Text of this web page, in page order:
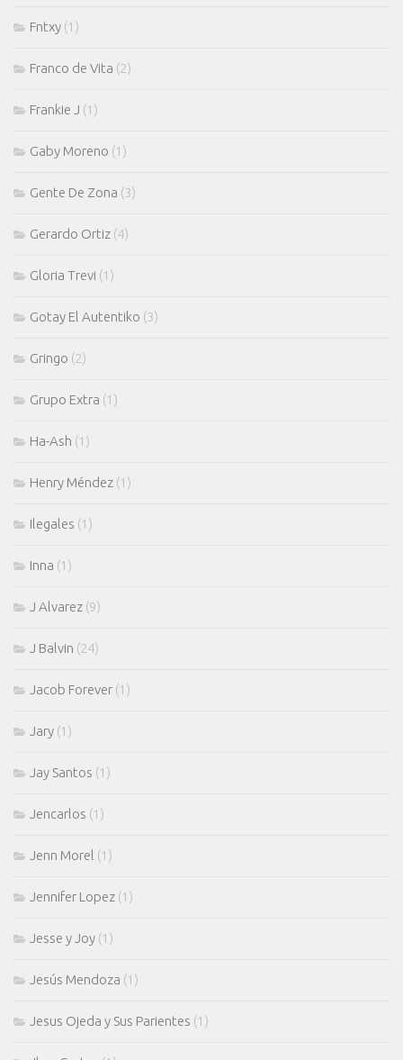
Fntxy (1)
Franco de Vita (2)
Frankie J (1)
Gaby Moreno (1)
Gente De Zona (3)
Gerardo Ortiz (4)
Gloria Trevi (1)
Gotay El Autentiko (3)
Gringo (2)
Grupo Extra (1)
Ha-Ash (1)
Henry Méndez (1)
Ilegales (1)
Inna (1)
J Alvarez (9)
J Balvin (24)
Jacob Forever (1)
Jary (1)
Jay Santos (1)
Jencarlos (1)
Jenn Morel (1)
Jennifer Lopez (1)
Jesse y Joy (1)
Jesús Mendoza (1)
Jesus Ojeda y Sus Parientes (1)